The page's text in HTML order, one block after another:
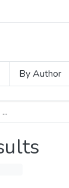
By Author